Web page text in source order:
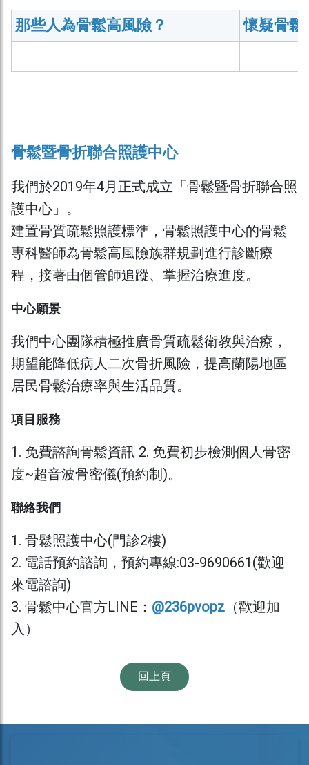
那些人為骨鬆高風險？ 懷疑骨
骨鬆暨骨折聯合照護中心
我們於2019年4月正式成立「骨鬆暨骨折聯合照
護中心」。
建置骨質疏鬆照護標準，骨鬆照護中心的骨鬆
專科醫師為骨鬆高風險族群規劃進行診斷療
程，接著由個管師追蹤、掌握治療進度。
中心願景
我們中心團隊積極推廣骨質疏鬆衛教與治療，
期望能降低病人二次骨折風險，提高蘭陽地區
居民骨鬆治療率與生活品質。
項目服務
1. 免費諮詢骨鬆資訊 2. 免費初步檢測個人骨密
度~超音波骨密儀(預約制)。
聯絡我們
1. 骨鬆照護中心(門診2樓)
2. 電話預約諮詢，預約專線:03-9690661(歡迎
來電諮詢)
3. 骨鬆中心官方LINE： @236pvopz （歡迎加
入）
回上頁